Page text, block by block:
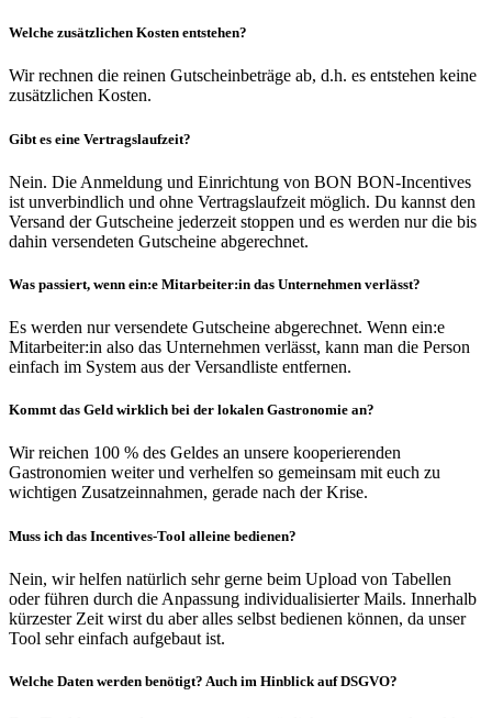
Welche zusätzlichen Kosten entstehen?
Wir rechnen die reinen Gutscheinbeträge ab, d.h. es entstehen keine
zusätzlichen Kosten.
Gibt es eine Vertragslaufzeit?
Nein. Die Anmeldung und Einrichtung von BON BON-Incentives
ist unverbindlich und ohne Vertragslaufzeit möglich. Du kannst den
Versand der Gutscheine jederzeit stoppen und es werden nur die bis
dahin versendeten Gutscheine abgerechnet.
Was passiert, wenn ein:e Mitarbeiter:in das Unternehmen verlässt?
Es werden nur versendete Gutscheine abgerechnet. Wenn ein:e
Mitarbeiter:in also das Unternehmen verlässt, kann man die Person
einfach im System aus der Versandliste entfernen.
Kommt das Geld wirklich bei der lokalen Gastronomie an?
Wir reichen 100 % des Geldes an unsere kooperierenden
Gastronomien weiter und verhelfen so gemeinsam mit euch zu
wichtigen Zusatzeinnahmen, gerade nach der Krise.
Muss ich das Incentives-Tool alleine bedienen?
Nein, wir helfen natürlich sehr gerne beim Upload von Tabellen
oder führen durch die Anpassung individualisierter Mails. Innerhalb
kürzester Zeit wirst du aber alles selbst bedienen können, da unser
Tool sehr einfach aufgebaut ist.
Welche Daten werden benötigt? Auch im Hinblick auf DSGVO?